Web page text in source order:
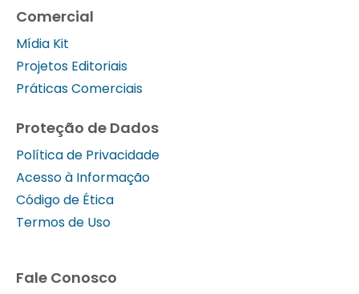
Comercial
Mídia Kit
Projetos Editoriais
Práticas Comerciais
Proteção de Dados
Política de Privacidade
Acesso à Informação
Código de Ética
Termos de Uso
Fale Conosco